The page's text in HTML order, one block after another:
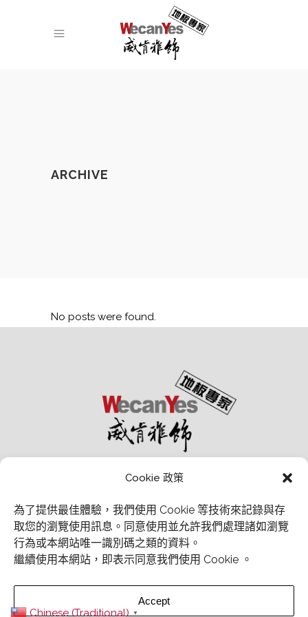
Cookie 政策
為了提供最佳體驗，我們使用 Cookie 等技術來記錄與存
取您的瀏覽使用訊息。 同意使用並允許我們處理諸如瀏覽
行為或本網站唯一識別碼之類的資料。
繼續使用本網站，即表示同意我們使用 Cookie 。
Accept
ARCHIVE
No posts were found.
經銷商會員中心
Chinese (Traditional) ▼